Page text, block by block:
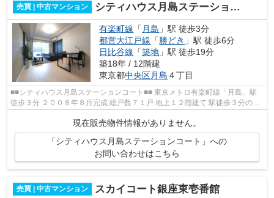
売買 | 中古マンション シティハウス月島ステーションコート
有楽町線 「 月島 」駅 徒歩3分
都営大江戸線 「勝どき 」駅 徒歩6分
日比谷線 「築地 」駅 徒歩19分
築18年 / 12階建
東京都中央区月島 ４丁目
■■シティハウス月島ステーションコート■■ 東京メトロ有楽町線「月島」駅
徒歩３分 ２００８年８月完成 総戸数７１戸 地上１２階建て 駅徒歩３分の駅
近立地。 主要駅までのアクセ...
現在販売物件情報がありません。
「シティハウス月島ステーションコート」への
お問い合わせはこちら
売買 | 中古マンション スカイコート銀座東壱番館